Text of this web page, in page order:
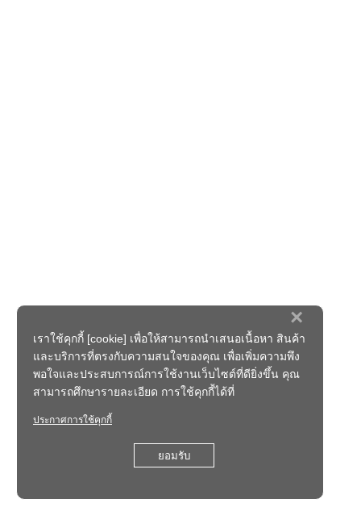
×
เราใช้คุกกี้ [cookie] เพื่อให้สามารถนำเสนอเนื้อหา สินค้า
และบริการที่ตรงกับความสนใจของคุณ เพื่อเพิ่มความพึง
พอใจและประสบการณ์การใช้งานเว็บไซต์ที่ดียิ่งขึ้น คุณ
สามารถศึกษารายละเอียด การใช้คุกกี้ได้ที่
ประกาศการใช้คุกกี้
ยอมรับ